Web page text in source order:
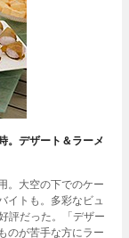
。デザート＆ラーメ
。大空の下でのケー
イトも。多彩なビュ
評だった。「デザー
のが苦手な方にラー